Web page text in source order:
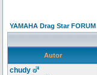
YAMAHA Drag Star FORUM
Autor
chudy